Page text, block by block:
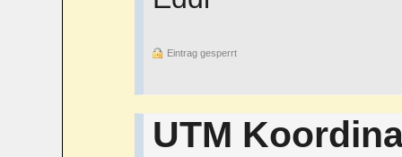
Eintrag gesperrt
UTM